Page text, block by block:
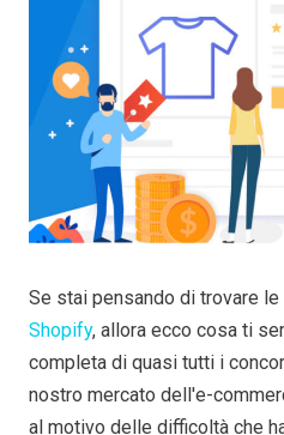
Se stai pensando di trovare
Shopify, allora ecco cosa ti
completa di quasi tutti i
nostro mercato dell'e-
al motivo delle difficoltà che